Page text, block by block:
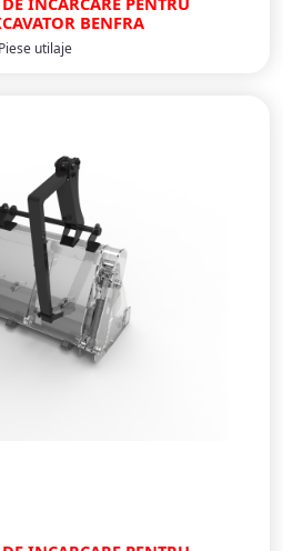
BENFRA
Piese utilaje